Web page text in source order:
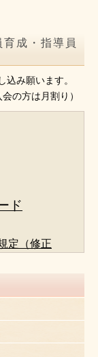
成・指導員
込み願います。
方は月割り）
ド
定（修正